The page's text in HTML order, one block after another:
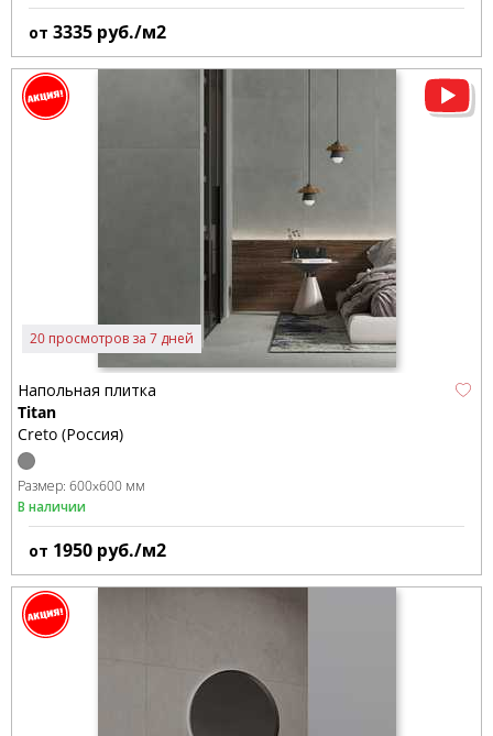
от 3335 руб./м2
20 просмотров за 7 дней
Напольная плитка
Titan
Creto (Россия)
Размер: 600x600 мм
В наличии
от 1950 руб./м2